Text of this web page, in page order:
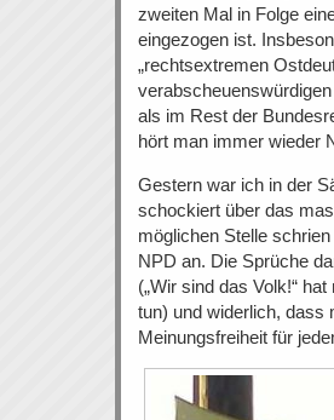
zweiten Mal in Folge
eingezogen ist.
„rechtsextremen
als im Rest der
hört man immer wieder
Gestern war ich in der
schockiert über das
möglichen Stelle
NPD an. Die Sprüche
(„Wir sind das Volk!“
tun) und widerlich, dass
Meinungsfreiheit für